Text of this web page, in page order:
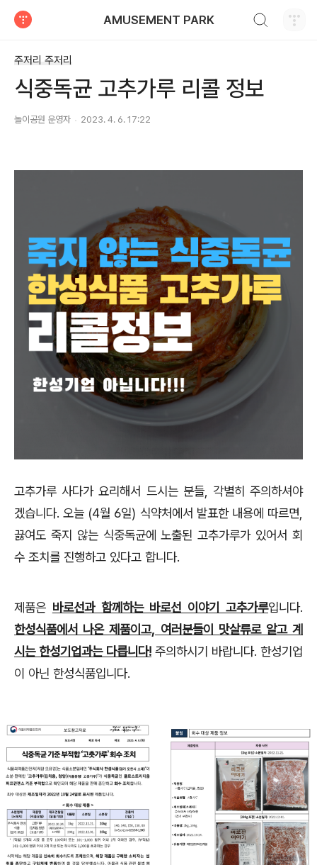
AMUSEMENT PARK
주저리 주저리
식중독균 고추가루 리콜 정보
놀이공원 운영자 2023. 4. 6. 17:22
고추가루 사다가 요리해서 드시는 분들, 각별히 주의하셔야
겠습니다. 오늘 (4월 6일) 식약처에서 발표한 내용에 따르면,
끓여도 죽지 않는 식중독균에 노출된 고추가루가 있어서 회
수 조치를 진행하고 있다고 합니다.
제품은 바로선과 함께하는 바로선 이야기 고추가루입니다.
한성식품에서 나온 제품이고, 여러분들이 맛살류로 알고 계
시는 한성기업과는 다릅니다! 주의하시기 바랍니다. 한성기업
이 아닌 한성식품입니다.